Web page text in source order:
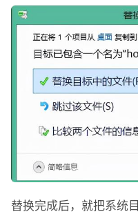
替换完成后，就把系统